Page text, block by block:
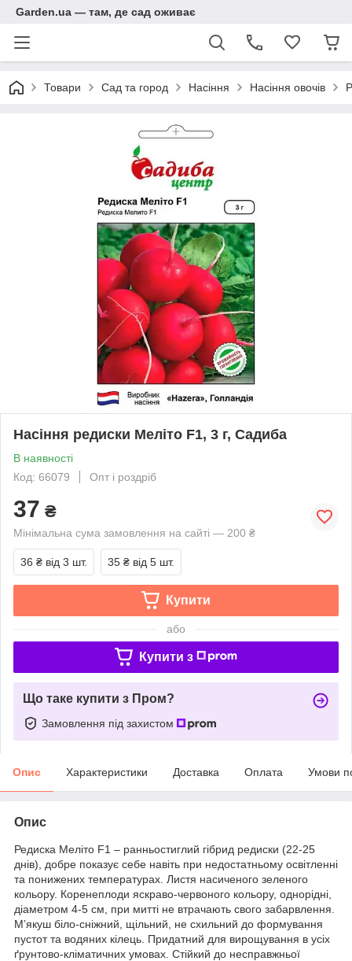
Garden.ua — там, де сад оживає
Товари Сад та город Насіння Насіння овочів
Насіння редиски Меліто F1, 3 г, Садиба
В наявності
Код: 66079
Опт і роздріб
37 ₴
Мінімальна сума замовлення на сайті — 200 ₴
36 ₴ від 3 шт. 35 ₴ від 5 шт.
Купити
або
Купити з
Що таке купити з Пром?
Замовлення під захистом
Опис Характеристики Доставка Оплата Умови
Опис
Редиска Меліто F1 – ранньостиглий гібрид редиски (22-25
днів), добре показує себе навіть при недостатньому освітленні
та понижених температурах. Листя насиченого зеленого
кольору. Коренеплоди яскраво-червоного кольору, однорідні,
діаметром 4-5 см, при митті не втрачають свого забарвлення.
М’якуш біло-сніжний, щільний, не схильний до формування
пустот та водяних кілець. Придатний для вирощування в усіх
ґрунтово-кліматичних умовах. Стійкий до несправжньої